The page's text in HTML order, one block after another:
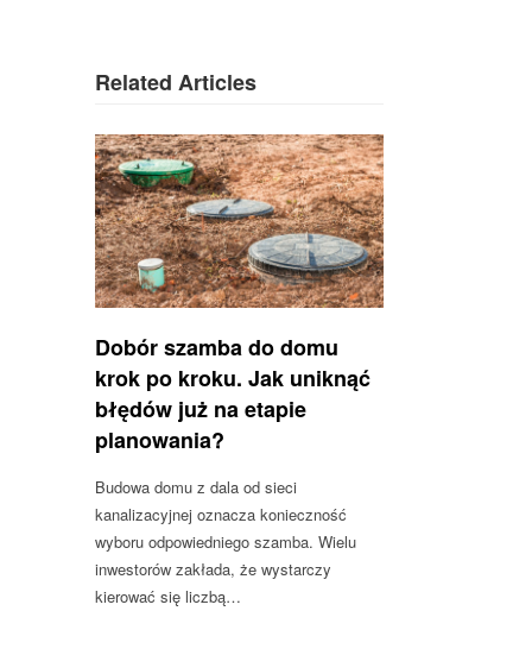
Related Articles
Dobór szamba do domu
krok po kroku. Jak uniknąć
błędów już na etapie
planowania?
Budowa domu z dala od sieci
kanalizacyjnej oznacza konieczność
wyboru odpowiedniego szamba. Wielu
inwestorów zakłada, że wystarczy
kierować się liczbą…